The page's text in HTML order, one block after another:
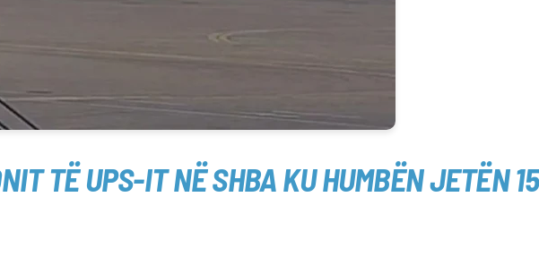
TË UPS-IT NË SHBA KU HUMBËN JETËN 15